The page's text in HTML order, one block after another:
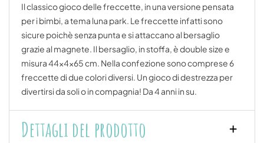
Il classico gioco delle freccette, in una versione pensata
per i bimbi, a tema luna park. Le freccette infatti sono
sicure poichè senza punta e si attaccano al bersaglio
grazie al magnete. Il bersaglio, in stoffa, è double size e
misura 44x4x65 cm. Nella confezione sono comprese 6
freccette di due colori diversi. Un gioco di destrezza per
divertirsi da soli o in compagnia! Da 4 anni in su.
Dettagli del prodotto